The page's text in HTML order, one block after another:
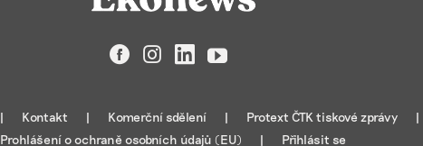
FacebookInstagramLinkedIn
YouTube
Kontakt Komerční sdělení Protext ČTK tiskové zprávy
Prohlášení o ochraně osobních údajů (EU)
Přihlásit se